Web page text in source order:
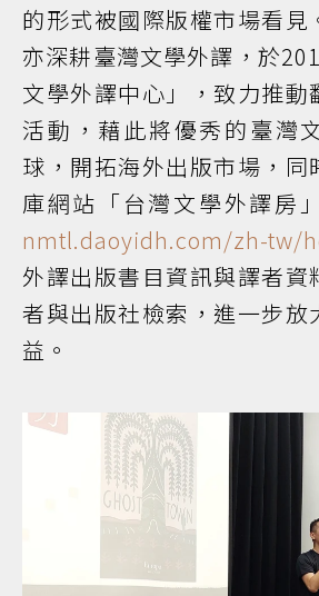
的形式被國際版權市場看見
亦深耕臺灣文學外譯，於
文學外譯中心」，致力推動
活動，藉此將優秀的臺灣
球，開拓海外出版市場，同
庫網站「台灣文學外譯房
nmtl.daoyidh.com/zh-tw/
外譯出版書目資訊與譯者資
者與出版社檢索，進一步放
益。